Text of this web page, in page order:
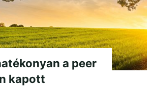
a peer
kapott